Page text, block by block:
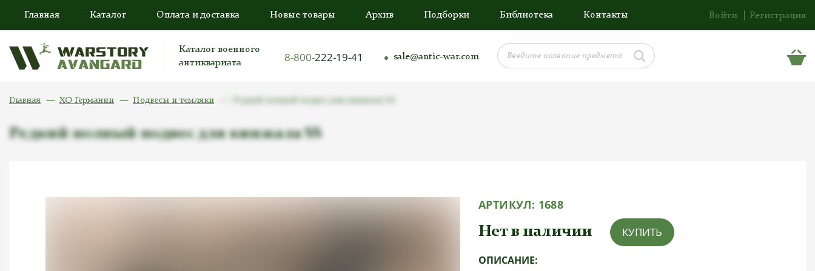
Главная Каталог Оплата и доставка Новые товары Архив Подборки Библиотека Контакты Войти Регистрация
Каталог военного
антиквариата
8-800-222-19-41 sale@antic-war.com
Главная ХО Германии Подвесы и темляки
Редкий полный подвес для кинжала SS
АРТИКУЛ: 1688
Нет в наличии КУПИТЬ
ОПИСАНИЕ: